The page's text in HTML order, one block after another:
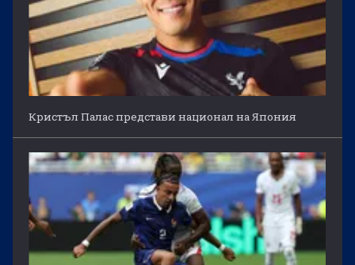
Кристъл Палас представи национал на Япония